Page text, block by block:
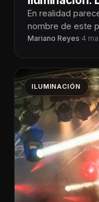
En realidad
nombre de este
que el primer
Mariano Reyes·4
ILUMINACIÓN